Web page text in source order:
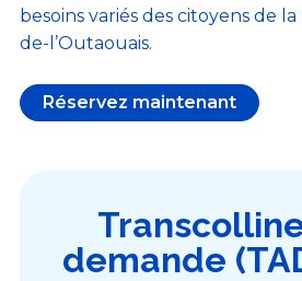
besoins variés des citoyens de la
de-l’Outaouais.
Réservez maintenant
demande